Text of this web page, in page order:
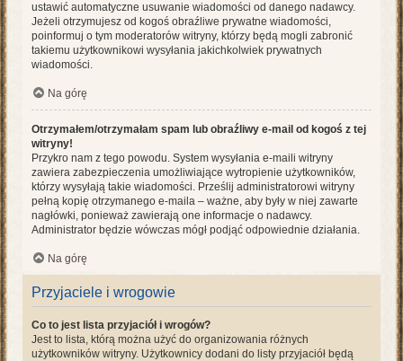
ustawić automatyczne usuwanie wiadomości od danego nadawcy.
Jeżeli otrzymujesz od kogoś obraźliwe prywatne wiadomości,
poinformuj o tym moderatorów witryny, którzy będą mogli zabronić
takiemu użytkownikowi wysyłania jakichkolwiek prywatnych
wiadomości.
Na górę
Otrzymałem/otrzymałam spam lub obraźliwy e-mail od kogoś z tej
witryny!
Przykro nam z tego powodu. System wysyłania e-maili witryny
zawiera zabezpieczenia umożliwiające wytropienie użytkowników,
którzy wysyłają takie wiadomości. Prześlij administratorowi witryny
pełną kopię otrzymanego e-maila – ważne, aby były w niej zawarte
nagłówki, ponieważ zawierają one informacje o nadawcy.
Administrator będzie wówczas mógł podjąć odpowiednie działania.
Na górę
Przyjaciele i wrogowie
Co to jest lista przyjaciół i wrogów?
Jest to lista, którą można użyć do organizowania różnych
użytkowników witryny. Użytkownicy dodani do listy przyjaciół będą